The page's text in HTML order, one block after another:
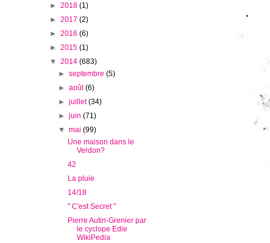
► 2018 (1)
► 2017 (2)
► 2016 (6)
► 2015 (1)
▼ 2014 (683)
►septembre(5)
►août(6)
►juillet(34)
►juin(71)
▼mai(99)
Une maison dans le
Verdon?
42
La pluie
14/18
" C'est Secret "
Pierre Autin-Grenier par
le cyclope Edie
WikiPedia